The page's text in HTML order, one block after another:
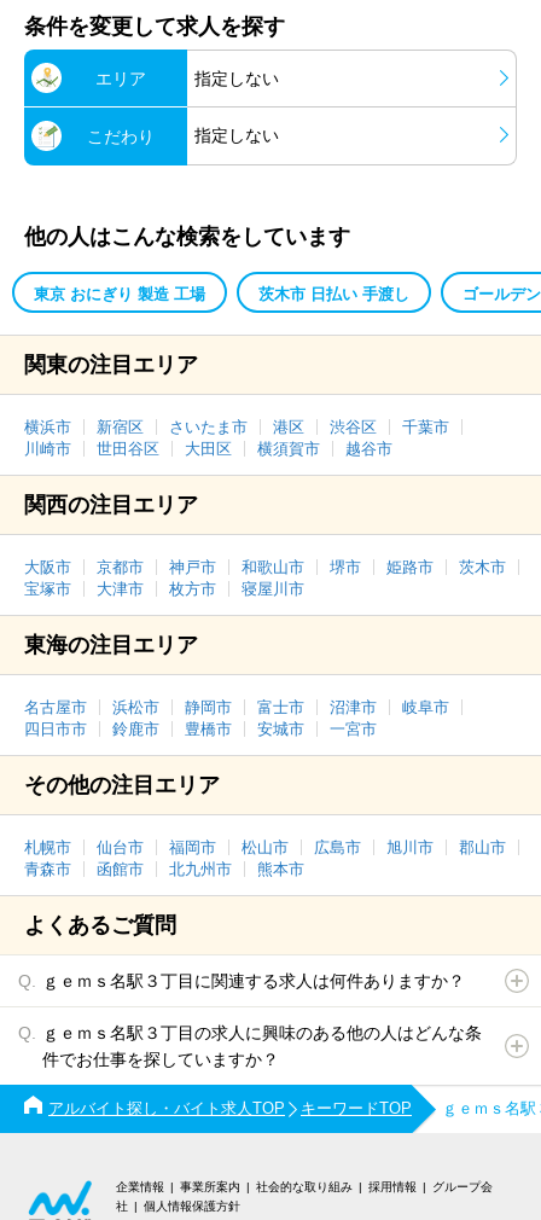
条件を変更して求人を探す
エリア 指定しない
こだわり 指定しない
他の人はこんな検索をしています
東京 おにぎり 製造 工場 茨木市 日払い 手渡し ゴールデ
関東の注目エリア
横浜市 新宿区 さいたま市 港区 渋谷区
千葉市
川崎市
世田谷区 大田区 横須賀市 越谷市
関西の注目エリア
大阪市 京都市 神戸市 和歌山市 堺市 姫路市
茨木市
宝塚市
大津市 枚方市 寝屋川市
東海の注目エリア
名古屋市 浜松市 静岡市 富士市 沼津市
岐阜市
四日市市
鈴鹿市 豊橋市 安城市 一宮市
その他の注目エリア
札幌市 仙台市 福岡市 松山市 広島市 旭川市
郡山市
青森市
函館市 北九州市 熊本市
よくあるご質問
ｇｅｍｓ名駅３丁目に関連する求人は何件ありますか？
ｇｅｍｓ名駅３丁目の求人に興味のある他の人はどんな条
件でお仕事を探していますか？
アルバイト探し・バイト求人TOP キーワードTOP ｇｅｍｓ名
企業情報 事業所案内 社会的な取り組み 採用情報
グループ会
社
個人情報保護方針